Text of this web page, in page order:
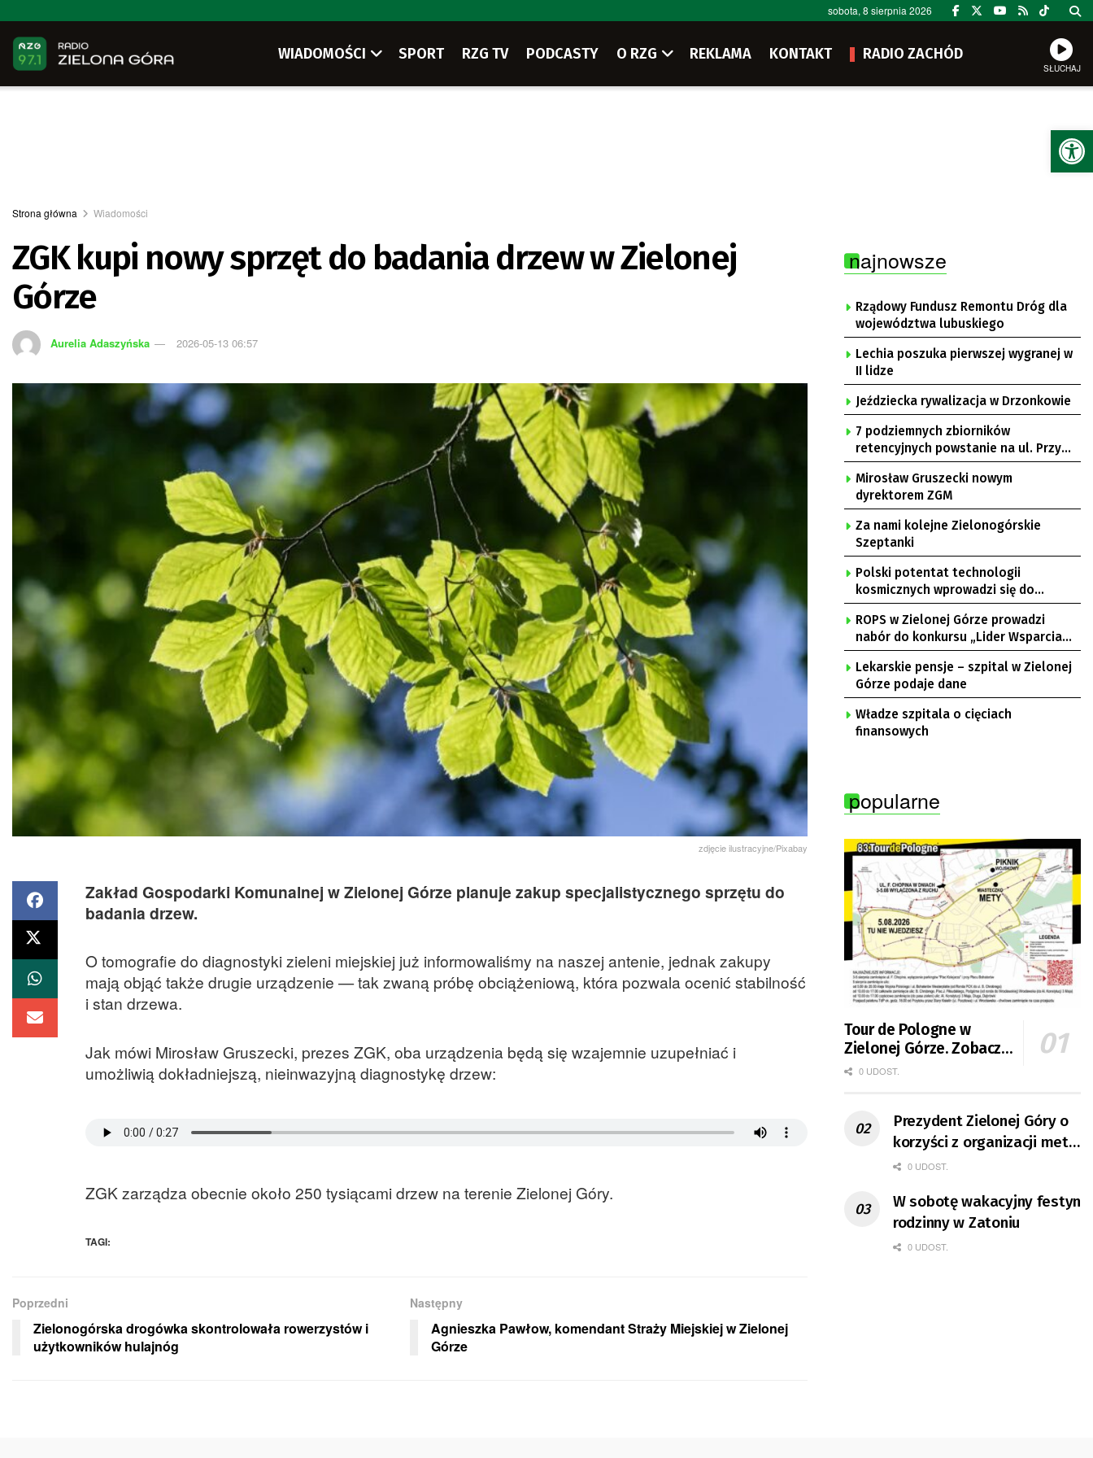
sobota, 8 sierpnia 2026
WIADOMOŚCI SPORT RZG TV PODCASTY O RZG REKLAMA KONTAKT RADIO ZACHÓD
SŁUCHAJ
Strona główna Wiadomości
ZGK kupi nowy sprzęt do badania drzew w Zielonej
Górze
Aurelia Adaszyńska 2026-05-13 06:57
zdjęcie ilustracyjne/Pixabay
Zakład Gospodarki Komunalnej w Zielonej Górze planuje zakup specjalistycznego sprzętu do
badania drzew.
O tomografie do diagnostyki zieleni miejskiej już informowaliśmy na naszej antenie, jednak zakupy
mają objąć także drugie urządzenie — tak zwaną próbę obciążeniową, która pozwala ocenić stabilność
i stan drzewa.
Jak mówi Mirosław Gruszecki, prezes ZGK, oba urządzenia będą się wzajemnie uzupełniać i
umożliwią dokładniejszą, nieinwazyjną diagnostykę drzew:
ZGK zarządza obecnie około 250 tysiącami drzew na terenie Zielonej Góry.
TAGI:
Poprzedni
Zielonogórska drogówka skontrolowała rowerzystów i
użytkowników hulajnóg
Następny
Agnieszka Pawłow, komendant Straży Miejskiej w Zielonej
Górze
najnowsze
Rządowy Fundusz Remontu Dróg dla
województwa lubuskiego
Lechia poszuka pierwszej wygranej w
II lidze
Jeździecka rywalizacja w Drzonkowie
7 podziemnych zbiorników
retencyjnych powstanie na ul. Przy
Gazowni
Mirosław Gruszecki nowym
dyrektorem ZGM
Za nami kolejne Zielonogórskie
Szeptanki
Polski potentat technologii
kosmicznych wprowadzi się do
Zielonej Góry
ROPS w Zielonej Górze prowadzi
nabór do konkursu „Lider Wsparcia
Seniora”
Lekarskie pensje – szpital w Zielonej
Górze podaje dane
Władze szpitala o cięciach
finansowych
popularne
Tour de Pologne w
Zielonej Górze. Zobacz
zmiany w organizacji
0 UDOST.
Prezydent Zielonej Góry o
korzyści z organizacji mety
Tour de Pologne
0 UDOST.
W sobotę wakacyjny festyn
rodzinny w Zatoniu
0 UDOST.